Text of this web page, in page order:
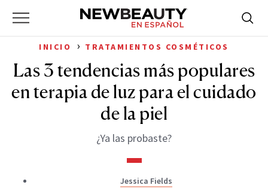
content
Primary
Menu
NewBeauty
for:
INICIO › TRATAMIENTOS COSMÉTICOS
Las 3 tendencias más populares
en terapia de luz para el cuidado
de la piel
¿Ya las probaste?
Jessica Fields